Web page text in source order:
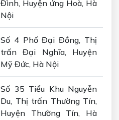
Đình, Huyện ứng Hoà, Hà
Nội
Số 4 Phố Đại Đồng, Thị
trấn Đại Nghĩa, Huyện
Mỹ Đức, Hà Nội
Số 35 Tiểu Khu Nguyễn
Du, Thị trấn Thường Tín,
Huyện Thường Tín, Hà